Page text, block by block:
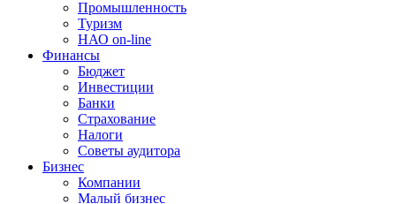
Промышленность
Туризм
НАО on-line
Финансы
Бюджет
Инвестиции
Банки
Страхование
Налоги
Советы аудитора
Бизнес
Компании
Малый бизнес